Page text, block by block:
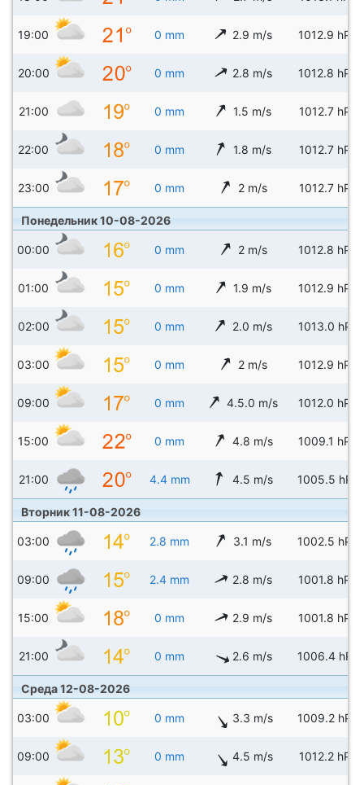
19:00 0 mm 2.9 m/s 1012.9 hPa
20:00 0 mm 2.8 m/s 1012.8 hPa
21:00 0 mm 1.5 m/s 1012.7 hPa
22:00 0 mm 1.8 m/s 1012.7 hPa
23:00 0 mm 2 m/s 1012.7 hPa
Понедельник 10-08-2026
00:00 0 mm 2 m/s 1012.8 hPa
01:00 0 mm 1.9 m/s 1012.9 hPa
02:00 0 mm 2.0 m/s 1013.0 hPa
03:00 0 mm 2 m/s 1012.9 hPa
09:00 0 mm 4.5.0 m/s 1012.0 hPa
15:00 0 mm 4.8 m/s 1009.1 hPa
21:00 4.4 mm 4.5 m/s 1005.5 hPa
Вторник 11-08-2026
03:00 2.8 mm 3.1 m/s 1002.5 hPa
09:00 2.4 mm 2.8 m/s 1001.8 hPa
15:00 0 mm 2.9 m/s 1001.8 hPa
21:00 0 mm 2.6 m/s 1006.4 hPa
Среда 12-08-2026
03:00 0 mm 3.3 m/s 1009.2 hPa
09:00 0 mm 4.5 m/s 1012.2 hPa